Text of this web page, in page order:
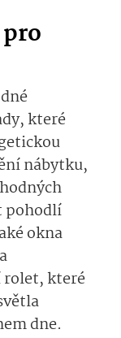
které
nábytku,
pohodlí
okna
rolet, které
dne.